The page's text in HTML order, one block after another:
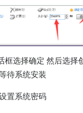
框选择确定 然后选择
待系统安装
置系统密码